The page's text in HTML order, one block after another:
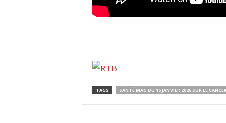
TAGS SANTÉ MAG DU 15 JANVIER 2026 SUR LE